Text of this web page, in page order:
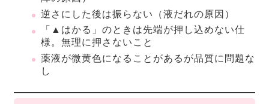
逆さにした後は振らない（液だれの原因）
「▲はかる」のときは先端が押し込めない仕
様。無理に押さないこと
薬液が微黄色になることがあるが品質に問題な
し